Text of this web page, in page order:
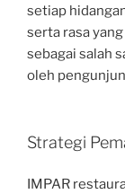
setiap
serta rasa
sebagai salah
oleh
Strategi
IMPAR